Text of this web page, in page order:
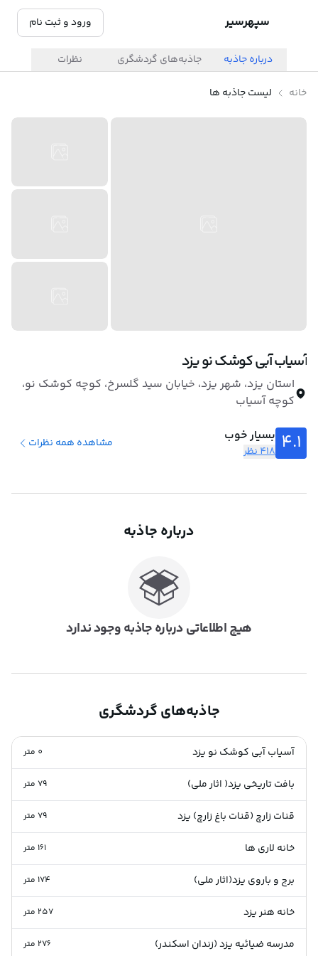
سپهرسیر ورود و ثبت نام
درباره جاذبه جاذبه‌های گردشگری نظرات
خانه لیست جاذبه ها
آسیاب آبی کوشک نو یزد
استان یزد، شهر یزد، خیابان سید گلسرخ، کوچه کوشک نو،
کوچه آسیاب
4.1 بسیار خوب
418 نظر
مشاهده همه نظرات
درباره جاذبه
هیچ اطلاعاتی درباره جاذبه وجود ندارد
جاذبه‌های گردشگری
آسیاب آبی کوشک نو یزد 0 متر
بافت تاریخی یزد( اثار ملی) 79متر
قنات زارچ (قنات باغ زارچ) یزد 79متر
خانه لاری ها 161 متر
برج و باروی یزد(اثار ملی) 174 متر
خانه هنر یزد 257متر
مدرسه ضیائیه یزد (زندان اسکندر) 276متر